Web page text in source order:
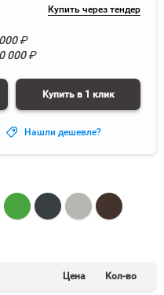
Купить через тендер
₽
000₽
Купить в 1 клик
Нашли дешевле?
Цена Кол-во